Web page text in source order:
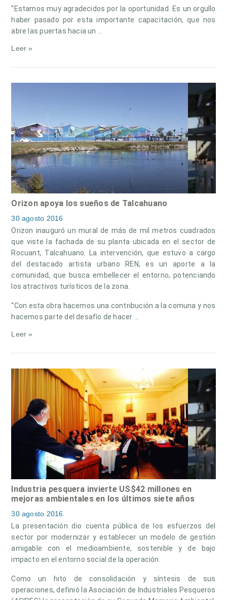
“Estamos muy agradecidos por la oportunidad. Es un orgullo
haber pasado por esta importante capacitación, que nos
abre las puertas hacia un …
Leer »
Orizon apoya los sueños de Talcahuano
30 agosto 2016
Orizon inauguró un mural de más de mil metros cuadrados
que viste la fachada de su planta ubicada en el sector de
Rocuant, Talcahuano. La intervención, que estuvo a cargo
del destacado artista urbano REN, es un aporte a la
comunidad, que busca embellecer el entorno, potenciando
los atractivos turísticos de la zona.
“Con esta obra hacemos una contribución a la comuna y nos
hacemos parte del desafío de hacer …
Leer »
Industria pesquera invierte US$42 millones en
mejoras ambientales en los últimos siete años
30 agosto 2016
La presentación dio cuenta pública de los esfuerzos del
sector por modernizar y establecer un modelo de gestión
amigable con el medioambiente, sostenible y de bajo
impacto en el entorno social de la operación.
Como un hito de consolidación y síntesis de sus
operaciones, definió la Asociación de Industriales Pesqueros